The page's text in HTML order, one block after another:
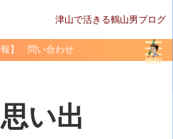
津山で活きる鶴山男ブログ
】 問い合わせ
い出